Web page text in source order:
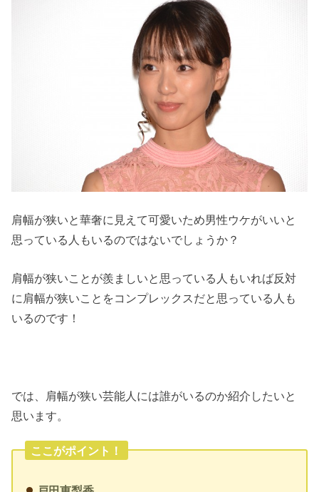
肩幅が狭いと華奢に見えて可愛いため男性ウケがいいと
思っている人もいるのではないでしょうか？
肩幅が狭いことが羨ましいと思っている人もいれば反対
に肩幅が狭いことをコンプレックスだと思っている人も
いるのです！
では、肩幅が狭い芸能人には誰がいるのか紹介したいと
思います。
ここがポイント！